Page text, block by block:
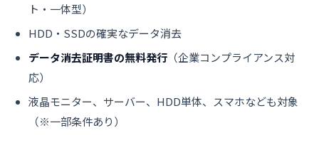
ト・一体型）
HDD・SSDの確実なデータ消去
データ消去証明書の無料発行 （企業コンプライアンス対
応）
液晶モニター、サーバー、HDD単体、スマホなども対象
（※一部条件あり）